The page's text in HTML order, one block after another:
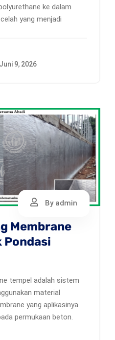
ke dalam
yang menjadi
Juni 9, 2026
By admin
Membrane
Pondasi
tempel adalah sistem
material
yang aplikasinya
permukaan beton.